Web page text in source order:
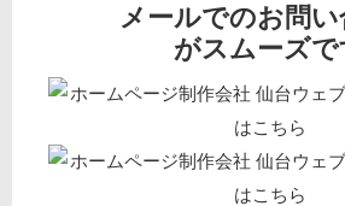
メールでのお問
がスムーズで